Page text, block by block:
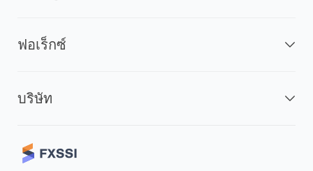
ฟอเร็กซ์
บริษัท